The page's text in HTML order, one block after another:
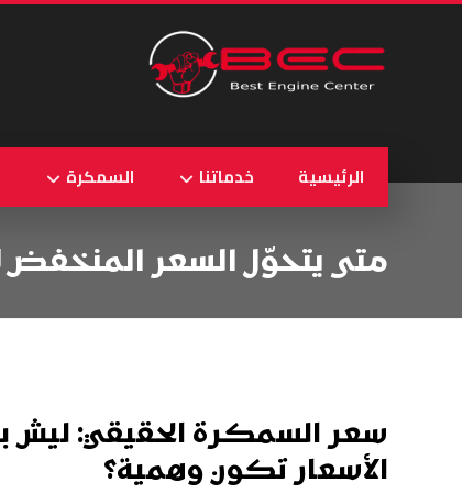
الرئيسية خدماتنا السمكرة
متى يتحوّل السعر
سعر السمكرة الحقيقي:
الأسعار تكون وهمية؟